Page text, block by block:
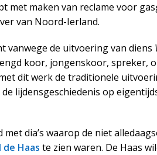
met maken van reclame voor
van Noord-Ierland.
vanwege de uitvoering van diens
koor, jongenskoor, spreker,
dit werk de traditionele
lijdensgeschiedenis op
dia’s waarop de niet
de Haas te zien waren. De Haas